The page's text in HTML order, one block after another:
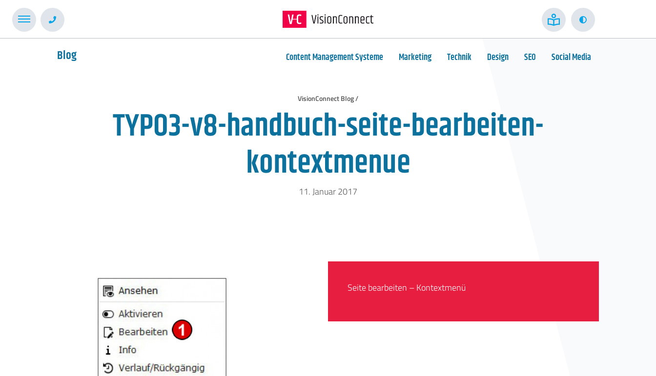
Kontrast
Blog Content Management Systeme Marketing Technik Design SEO Social Media
VisionConnect Blog /
TYPO3-v8-handbuch-seite-bearbeiten-
kontextmenue
11. Januar 2017
Seite bearbeiten – Kontextmenü